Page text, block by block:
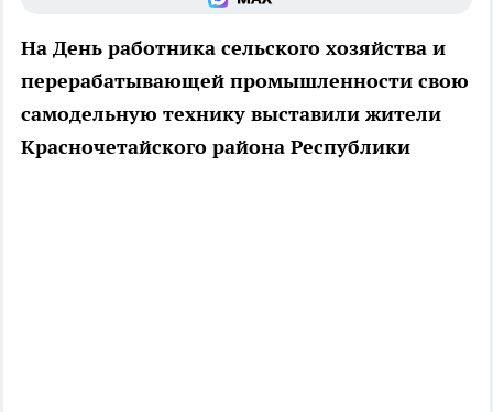
На День работника сельского хозяйства и
перерабатывающей промышленности свою
самодельную технику выставили жители
Красночетайского района Республики